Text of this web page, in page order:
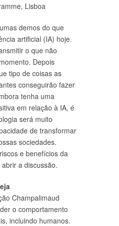
Lisboa
demos do que
artificial (IA) hoje.
o que não
Depois
tipo de coisas as
conseguirão fazer
tenha uma
em relação à IA, é
será muito
de transformar
sociedades.
e benefícios da
a discussão.
Champalimaud
o comportamento
incluindo humanos.